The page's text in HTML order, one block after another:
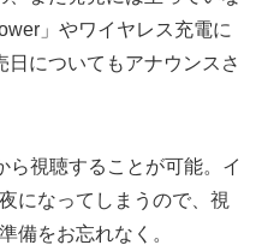
」やワイヤレス充電に
についてもアナウンスさ
ら視聴することが可能。イ
になってしまうので、視
備をお忘れなく。